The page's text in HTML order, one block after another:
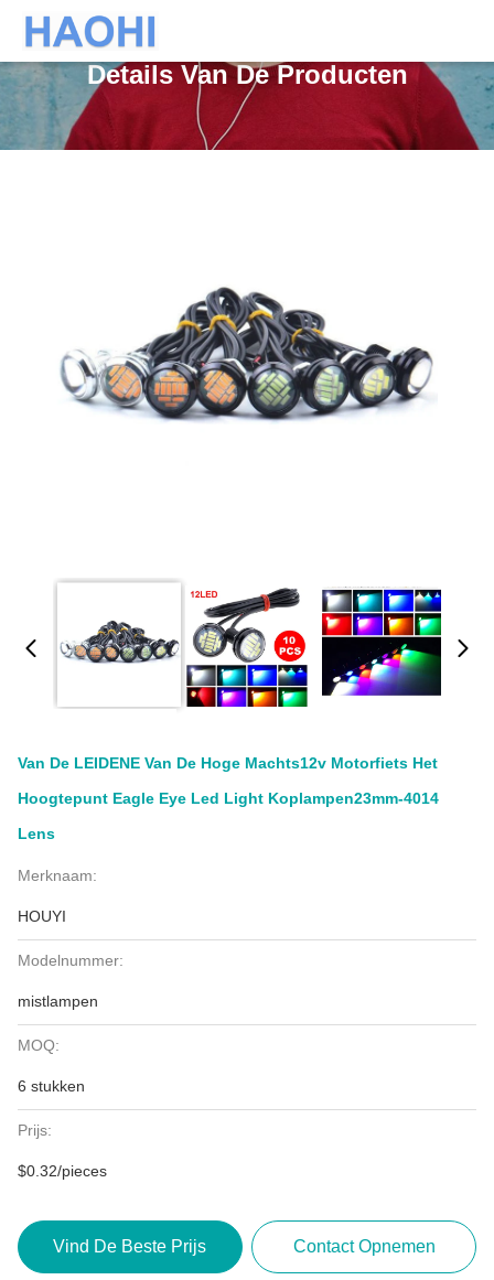
Details Van De Producten
Van De LEIDENE Van De Hoge Machts12v Motorfiets Het
Hoogtepunt Eagle Eye Led Light Koplampen23mm-4014
Lens
Merknaam:
HOUYI
Modelnummer:
mistlampen
MOQ:
6 stukken
Prijs:
$0.32/pieces
Vind De Beste Prijs Contact Opnemen